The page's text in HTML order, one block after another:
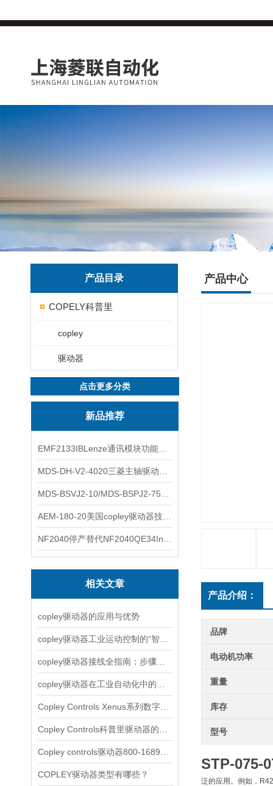
产品目录
COPELY科普里
copley
驱动器
点击更多分类
新品推荐
相关文章
copley驱动器的应用与优势
COPLEY驱动器类型有哪些？
产品中心
产品介绍：
品牌
电动机功率
重量
库存
型号
STP-075-
泛的应用。例如，